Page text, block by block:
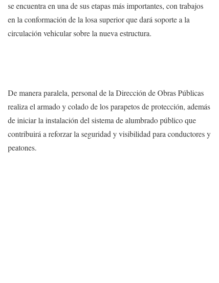
se encuentra en una de sus etapas más importantes, con trabajos
en la conformación de la losa superior que dará soporte a la
circulación vehicular sobre la nueva estructura.
De manera paralela, personal de la Dirección de Obras Públicas
realiza el armado y colado de los parapetos de protección, además
de iniciar la instalación del sistema de alumbrado público que
contribuirá a reforzar la seguridad y visibilidad para conductores y
peatones.